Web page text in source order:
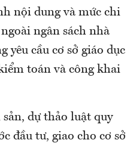
nội dung và mức chi
ngân sách nhà
yêu cầu cơ sở giáo dục
toán và công khai
dự thảo luật quy
đầu tư, giao cho cơ sở